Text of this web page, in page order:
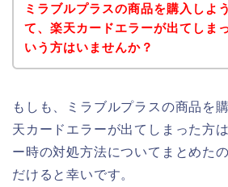
ミラブルプラスの商品を購入しよ
て、楽天カードエラーが出てしま
いう方はいませんか？
もしも、ミラブルプラスの商品を
天カードエラーが出てしまった方
ー時の対処方法についてまとめた
だけると幸いです。